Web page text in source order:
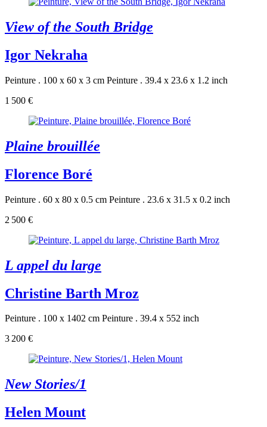
View of the South Bridge
Igor Nekraha
Peinture . 100 x 60 x 3 cm Peinture . 39.4 x 23.6 x 1.2 inch
1 500 €
Plaine brouillée
Florence Boré
Peinture . 60 x 80 x 0.5 cm Peinture . 23.6 x 31.5 x 0.2 inch
2 500 €
L appel du large
Christine Barth Mroz
Peinture . 100 x 1402 cm Peinture . 39.4 x 552 inch
3 200 €
New Stories/1
Helen Mount